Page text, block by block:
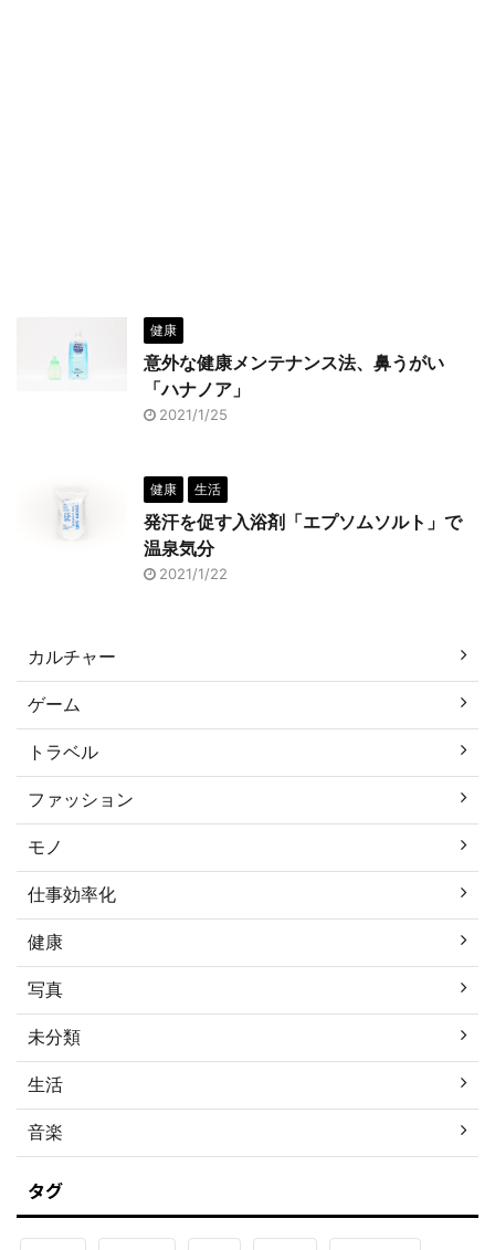
健康
意外な健康メンテナンス法、鼻うがい
「ハナノア」
2021/1/25
健康 生活
発汗を促す入浴剤「エプソムソルト」で
温泉気分
2021/1/22
カルチャー
ゲーム
トラベル
ファッション
モノ
仕事効率化
健康
写真
未分類
生活
音楽
タグ